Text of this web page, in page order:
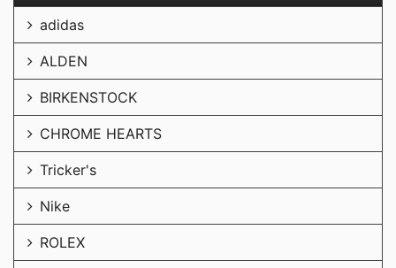
adidas
ALDEN
BIRKENSTOCK
CHROME HEARTS
Tricker's
Nike
ROLEX